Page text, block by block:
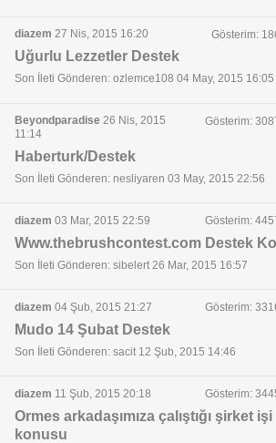
diazem 27 Nis, 2015 16:20 Gösterim:
Uğurlu Lezzetler Destek
Son İleti Gönderen: ozlemce108 04 May, 2015 16:05
Beyondparadise 26 Nis, 2015
11:14
Gösterim:
Haberturk/Destek
Son İleti Gönderen: nesliyaren 03 May, 2015 22:56
diazem 03 Mar, 2015 22:59 Gösterim:
Www.thebrushcontest.com Destek
Son İleti Gönderen: sibelert 26 Mar, 2015 16:57
diazem 04 Şub, 2015 21:27 Gösterim:
Mudo 14 Şubat Destek
Son İleti Gönderen: sacit 12 Şub, 2015 14:46
diazem 11 Şub, 2015 20:18 Gösterim:
Ormes arkadaşımıza çalıştığı şirket
konusu